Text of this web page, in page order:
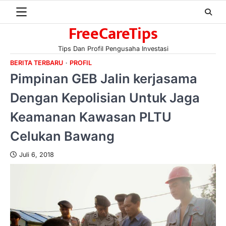
FreeCareTips
Tips Dan Profil Pengusaha Investasi
BERITA TERBARU
PROFIL
Pimpinan GEB Jalin kerjasama
Dengan Kepolisian Untuk Jaga
Keamanan Kawasan PLTU
Celukan Bawang
Juli 6, 2018